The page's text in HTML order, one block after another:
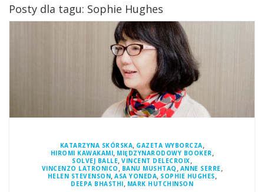
Posty dla tagu: Sophie Hughes
KATARZYNA SKÓRSKA, GAZETA WYBORCZA,
HIROMI KAWAKAMI, MIĘDZYNARODOWY BOOKER ,
SOLVEJ BALLE,VINCENT DELECROIX,
VINCENZO LATRONICO , BANU MUSHTAQ , ANNE SERRE,
HELEN STEVENSON, ASA YONEDA, SOPHIE HUGHES,
DEEPA BHASTHI, MARK HUTCHINSON